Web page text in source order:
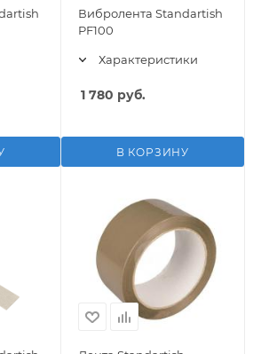
Вибролента Standartish
PF100
Характеристики
1 780 руб.
В КОРЗИНУ